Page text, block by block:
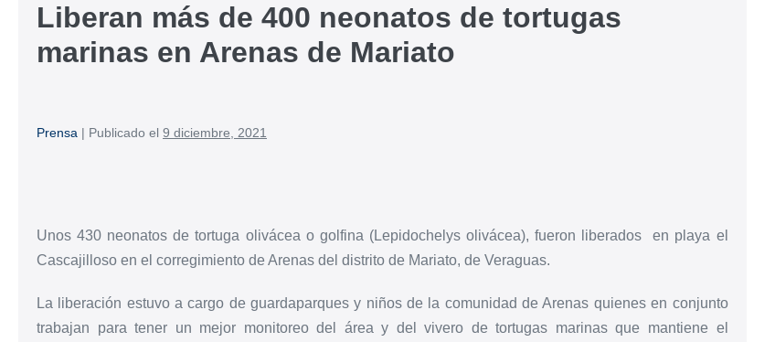
Liberan más de 400 neonatos de tortugas
marinas en Arenas de Mariato
Prensa | Publicado el 9 diciembre, 2021
Unos 430 neonatos de tortuga olivácea o golfina (Lepidochelys olivácea), fueron liberados en playa el
Cascajilloso en el corregimiento de Arenas del distrito de Mariato, de Veraguas.
La liberación estuvo a cargo de guardaparques y niños de la comunidad de Arenas quienes en conjunto
trabajan para tener un mejor monitoreo del área y del vivero de tortugas marinas que mantiene el